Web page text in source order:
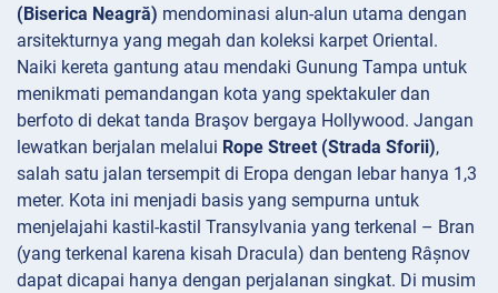
(Biserica Neagră) mendominasi alun-alun utama dengan
arsitekturnya yang megah dan koleksi karpet Oriental.
Naiki kereta gantung atau mendaki Gunung Tampa untuk
menikmati pemandangan kota yang spektakuler dan
berfoto di dekat tanda Braşov bergaya Hollywood. Jangan
lewatkan berjalan melalui Rope Street (Strada Sforii),
salah satu jalan tersempit di Eropa dengan lebar hanya 1,3
meter. Kota ini menjadi basis yang sempurna untuk
menjelajahi kastil-kastil Transylvania yang terkenal – Bran
(yang terkenal karena kisah Dracula) dan benteng Râșnov
dapat dicapai hanya dengan perjalanan singkat. Di musim